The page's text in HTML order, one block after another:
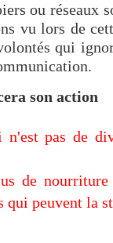
ou réseaux
vu lors de
qui
son action
pas de
de nourriture
qui peuvent la